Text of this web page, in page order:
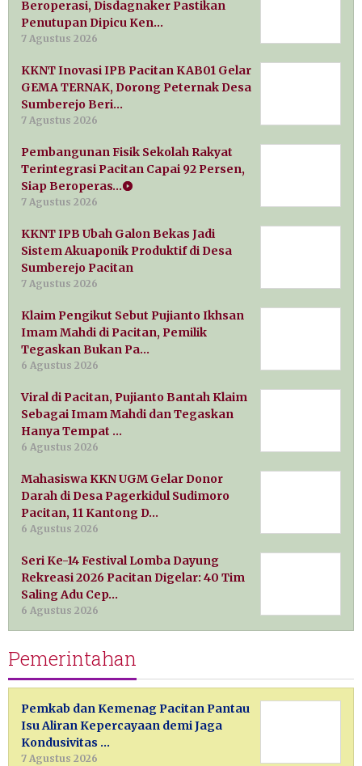
Beroperasi, Disdagnaker Pastikan
Penutupan Dipicu Ken…
7 Agustus 2026
KKNT Inovasi IPB Pacitan KAB01 Gelar
GEMA TERNAK, Dorong Peternak Desa
Sumberejo Beri…
7 Agustus 2026
Pembangunan Fisik Sekolah Rakyat
Terintegrasi Pacitan Capai 92 Persen,
Siap Beroperas…
7 Agustus 2026
KKNT IPB Ubah Galon Bekas Jadi
Sistem Akuaponik Produktif di Desa
Sumberejo Pacitan
7 Agustus 2026
Klaim Pengikut Sebut Pujianto Ikhsan
Imam Mahdi di Pacitan, Pemilik
Tegaskan Bukan Pa…
6 Agustus 2026
Viral di Pacitan, Pujianto Bantah Klaim
Sebagai Imam Mahdi dan Tegaskan
Hanya Tempat …
6 Agustus 2026
Mahasiswa KKN UGM Gelar Donor
Darah di Desa Pagerkidul Sudimoro
Pacitan, 11 Kantong D…
6 Agustus 2026
Seri Ke-14 Festival Lomba Dayung
Rekreasi 2026 Pacitan Digelar: 40 Tim
Saling Adu Cep…
6 Agustus 2026
Pemerintahan
Pemkab dan Kemenag Pacitan Pantau
Isu Aliran Kepercayaan demi Jaga
Kondusivitas …
7 Agustus 2026